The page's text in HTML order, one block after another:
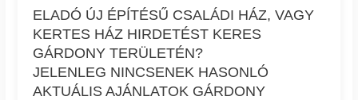
ELADÓ ÚJ ÉPÍTÉSŰ CSALÁDI HÁZ, VAGY
KERTES HÁZ HIRDETÉST KERES
GÁRDONY TERÜLETÉN?
JELENLEG NINCSENEK HASONLÓ
AKTUÁLIS AJÁNLATOK GÁRDONY